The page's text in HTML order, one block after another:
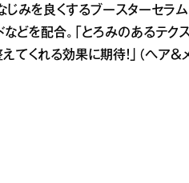
みを良くするブースターセラ
などを配合。「とろみのあるテ
くれる効果に期待！」（ヘア＆メ